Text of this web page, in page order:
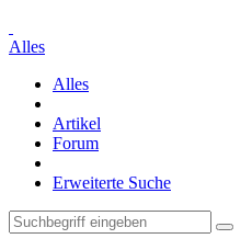
Alles
Alles
Artikel
Forum
Erweiterte Suche